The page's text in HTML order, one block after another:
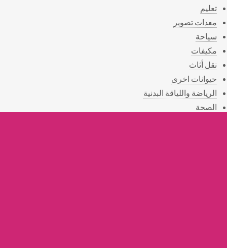
تعليم
معدات تصوير
سياحة
مكيفات
نقل أثاث
حيوانات اخرى
الرياضة واللياقة البدنية
الصحة